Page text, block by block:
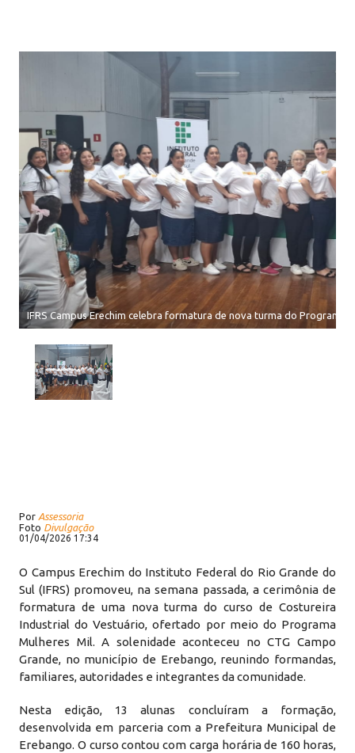
IFRS Campus Erechim celebra formatura de nova turma do Programa
Por Assessoria
Foto Divulgação
01/04/2026 17:34
O Campus Erechim do Instituto Federal do Rio Grande do
Sul (IFRS) promoveu, na semana passada, a cerimônia de
formatura de uma nova turma do curso de Costureira
Industrial do Vestuário, ofertado por meio do Programa
Mulheres Mil. A solenidade aconteceu no CTG Campo
Grande, no município de Erebango, reunindo formandas,
familiares, autoridades e integrantes da comunidade.
Nesta edição, 13 alunas concluíram a formação,
desenvolvida em parceria com a Prefeitura Municipal de
Erebango. O curso contou com carga horária de 160 horas,